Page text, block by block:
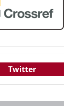
Twitter